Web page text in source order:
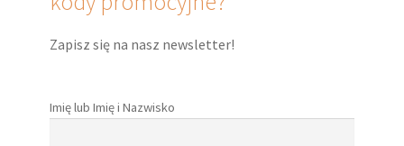
Zapisz się na nasz newsletter!
Imię lub Imię i Nazwisko